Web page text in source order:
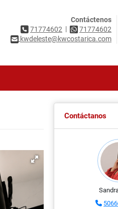
Contáctenos
71774602 |
71774602
kwdeleste@kwcostarica.com
Contáctanos